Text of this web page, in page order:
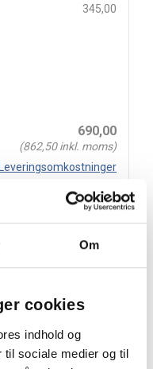
Om
cookies
indhold og
til sociale medier og til
345,00
690,00
(862,50inkl. moms)
Leveringsomkostninger
vi har bekræftet din ordre.